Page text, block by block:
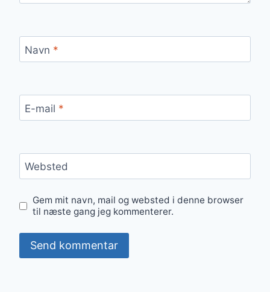
Navn *
E-mail *
Websted
Gem mit navn, mail og websted i denne browser
til næste gang jeg kommenterer.